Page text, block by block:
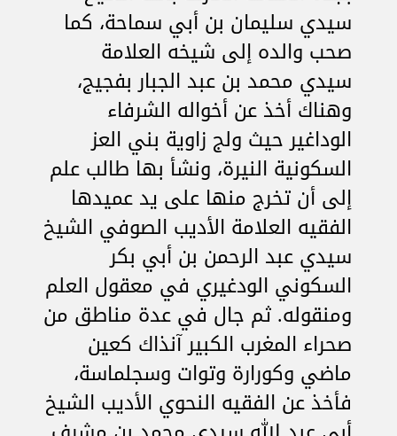
سيدي سليمان بن أبي سماحة، كما
صحب والده إلى شيخه العلامة
سيدي محمد بن عبد الجبار بفجيج،
وهناك أخذ عن أخواله الشرفاء
الوداغير حيث ولج زاوية بني العز
السكونية النيرة، ونشأ بها طالب علم
إلى أن تخرج منها على يد عميدها
الفقيه العلامة الأديب الصوفي الشيخ
سيدي عبد الرحمن بن أبي بكر
السكوني الودغيري في معقول العلم
ومنقوله. ثم جال في عدة مناطق من
صحراء المغرب الكبير آنذاك كعين
ماضي وكورارة وتوات وسجلماسة،
فأخذ عن الفقيه النحوي الأديب الشيخ